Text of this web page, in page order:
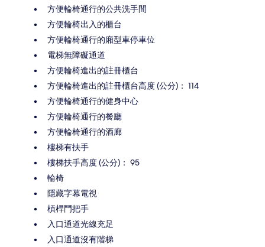
方便輪椅通行的公共洗手間
方便輪椅出入的櫃台
方便輪椅通行的廂型車停車位
電梯無障礙通道
方便輪椅進出的註冊櫃台
方便輪椅進出的註冊櫃台高度 (公分)： 114
方便輪椅通行的健身中心
方便輪椅通行的餐廳
方便輪椅通行的酒廊
樓梯有扶手
樓梯扶手高度 (公分)： 95
輪椅
隱藏字幕電視
槓桿門把手
入口通道光線充足
入口通道沒有階梯